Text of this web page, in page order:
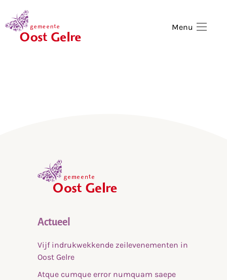
Menu
Actueel
Vijf indrukwekkende zeilevenementen in
Oost Gelre
Atque cumque error numquam saepe